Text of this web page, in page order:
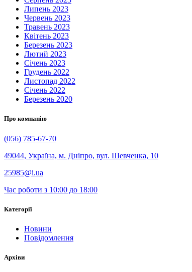
Липень 2023
Червень 2023
Травень 2023
Квітень 2023
Березень 2023
Лютий 2023
Січень 2023
Грудень 2022
Листопад 2022
Січень 2022
Березень 2020
Про компанію
(056) 785-67-70
49044, Україна, м. Дніпро, вул. Шевченка, 10
25985@i.ua
Час роботи з 10:00 до 18:00
Категорії
Новини
Повідомлення
Архіви